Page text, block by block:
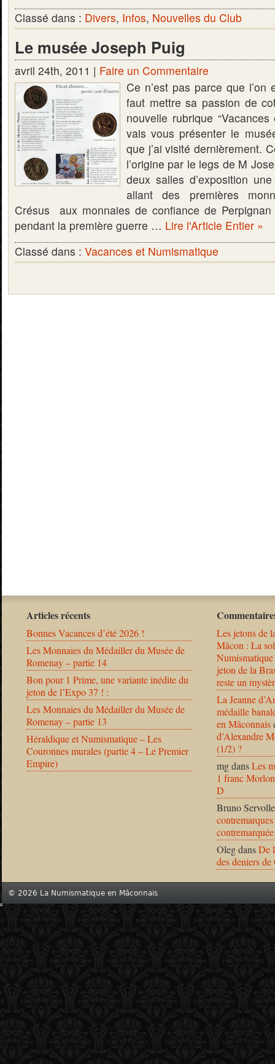
Classé dans : Divers, Infos, Nouvelles du Club
Le musée Joseph Puig
avril 24th, 2011 | Faire un Commentaire
Ce n’est pas parce que l’on
faut mettre sa passion de
nouvelle rubrique
vais vous présenter le
que j’ai visité dernièrement.
l’origine par le legs de M
deux salles d’exposition
allant des premières
Crésus aux monnaies de confiance de
pendant la première guerre … Lire l'Article Entier »
Classé dans : Vacances et Numismatique
Articles récents
Bonnes Vacances d’été 2026 !
Les Monnaies du Médailler du Musée de
Romenay – partie 14
Bon pour 1 Prime, une variante inédite du
jeton de l’Expo 37 ! :
Les Monnaies du Médailler du Musée de
Romenay – partie 13
Héraldique et Numismatique – Les
Couronnes murales (partie 4 – Le Premier
Empire)
Les jetons de
Mâcon : La
jeton de la
reste un
La Jeanne
médaille
en Mâconnais
d’Alexandre
(1/2) ?
mgdansLes
1 franc
D
Bruno Servolle
OlegdansDe
des deniers
© 2026 La Numismatique en Mâconnais